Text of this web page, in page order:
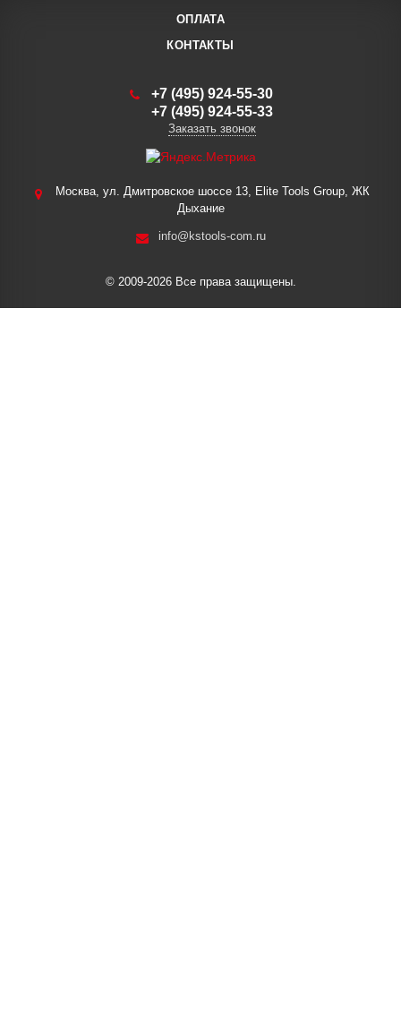
ОПЛАТА
КОНТАКТЫ
+7 (495) 924-55-30
+7 (495) 924-55-33
Заказать звонок
Москва, ул. Дмитровское шоссе 13, Elite Tools Group, ЖК
Дыхание
info@kstools-com.ru
© 2009-2026 Все права защищены.